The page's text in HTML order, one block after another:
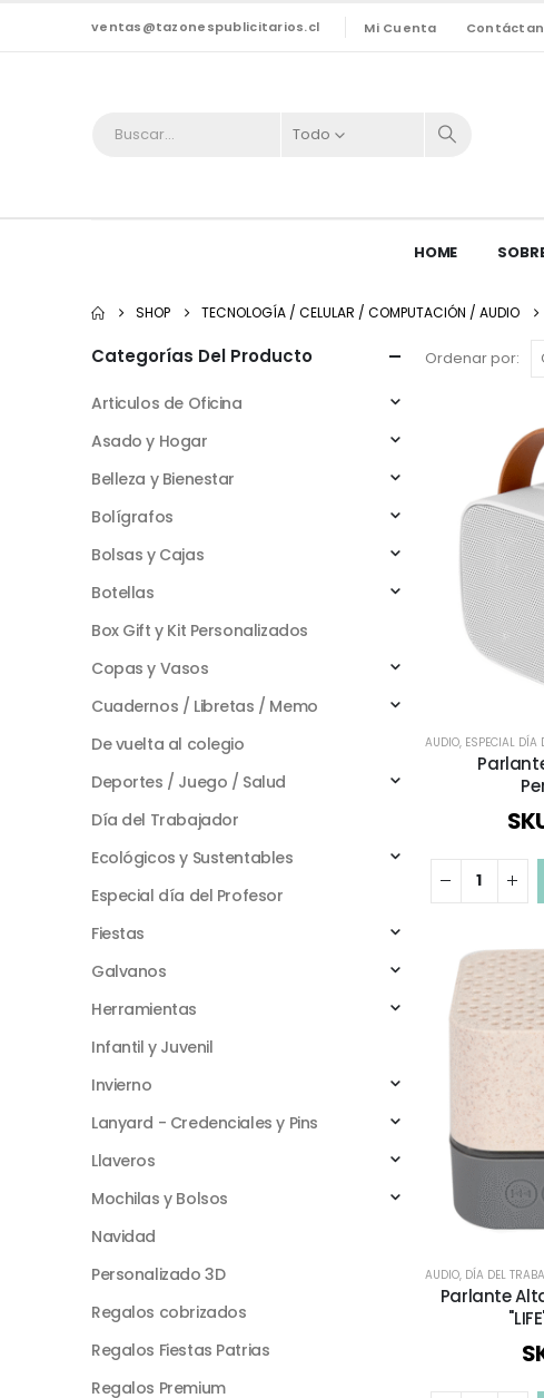
ventas@tazonespublicitarios.cl Mi Cuenta
Todo
HOME
SHOP TECNOLOGÍA / CELULAR / COMPUTACIÓN / AUDIO
Ordenar por:
AUDIO, ESPECIAL DÍA
AUDIO, DÍA DEL
Parlante
Categorías Del Producto
Articulos de Oficina
Asado y Hogar
Belleza y Bienestar
Bolígrafos
Bolsas y Cajas
Botellas
Box Gift y Kit Personalizados
Copas y Vasos
Cuadernos / Libretas / Memo
De vuelta al colegio
Deportes / Juego / Salud
Día del Trabajador
Ecológicos y Sustentables
Especial día del Profesor
Fiestas
Galvanos
Herramientas
Infantil y Juvenil
Invierno
Lanyard - Credenciales y Pins
Llaveros
Mochilas y Bolsos
Navidad
Personalizado 3D
Regalos cobrizados
Regalos Fiestas Patrias
Regalos Premium